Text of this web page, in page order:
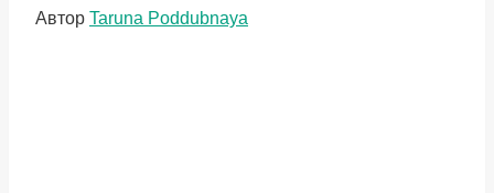
Метки
Автор Taruna Poddubnaya